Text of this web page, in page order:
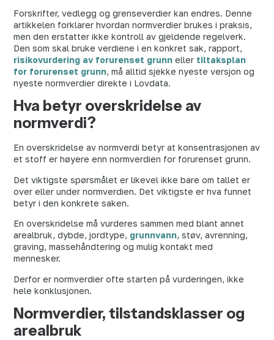
Forskrifter, vedlegg og grenseverdier kan endres. Denne
artikkelen forklarer hvordan normverdier brukes i praksis,
men den erstatter ikke kontroll av gjeldende regelverk.
Den som skal bruke verdiene i en konkret sak, rapport,
risikovurdering av forurenset grunn eller tiltaksplan
for forurenset grunn, må alltid sjekke nyeste versjon og
nyeste normverdier direkte i Lovdata.
Hva betyr overskridelse av
normverdi?
En overskridelse av normverdi betyr at konsentrasjonen av
et stoff er høyere enn normverdien for forurenset grunn.
Det viktigste spørsmålet er likevel ikke bare om tallet er
over eller under normverdien. Det viktigste er hva funnet
betyr i den konkrete saken.
En overskridelse må vurderes sammen med blant annet
arealbruk, dybde, jordtype, grunnvann, støv, avrenning,
graving, massehåndtering og mulig kontakt med
mennesker.
Derfor er normverdier ofte starten på vurderingen, ikke
hele konklusjonen.
Normverdier, tilstandsklasser og
arealbruk